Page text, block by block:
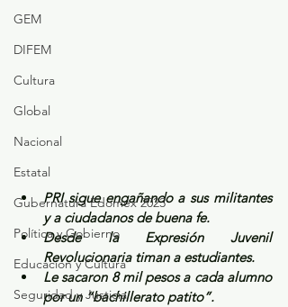
GEM
DIFEM
Cultura
Global
Nacional
Estatal
Gubernatura Edoméx 2023
Política y Gobierno
Educación y Cultura
Seguridad y Justicia
PRI sigue engañando a sus militantes
y a ciudadanos de buena fe.
Desde la Expresión Juvenil
Revolucionaria timan a estudiantes.
Le sacaron 8 mil pesos a cada alumno
por un “bachillerato patito”.